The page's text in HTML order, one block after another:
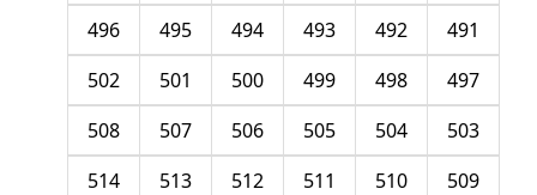
491
492
493
494
495
496
497
498
499
500
501
502
503
504
505
506
507
508
509
510
511
512
513
514